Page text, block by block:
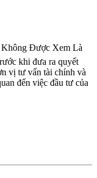
Được Xem Là
khi đưa ra quyết
vị tư vấn tài chính và
đến việc đầu tư của